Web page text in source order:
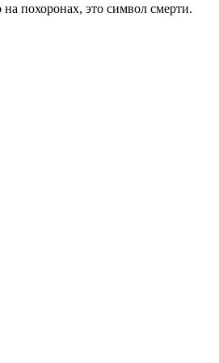
похоронах, это символ смерти.